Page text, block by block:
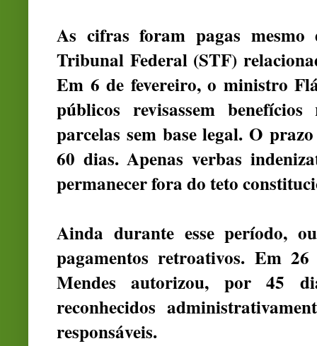
As cifras foram pagas
Tribunal Federal (STF)
Em 6 de fevereiro, o ministro
públicos revisassem benefícios
parcelas sem base legal. O
60 dias. Apenas verbas
permanecer fora do teto
Ainda durante esse período,
pagamentos retroativos. Em
Mendes autorizou, por 45
reconhecidos
responsáveis.